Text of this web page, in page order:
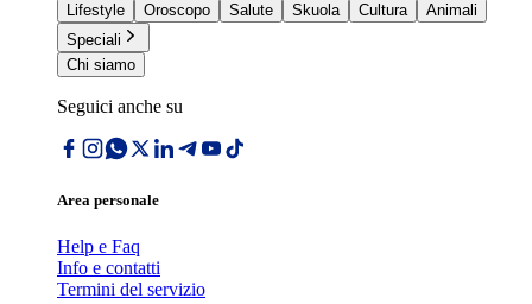
Lifestyle
Oroscopo Salute Skuola Cultura
Animali
Speciali
Chi siamo
Seguici anche su
Area personale
Help e Faq
Info e contatti
Termini del servizio